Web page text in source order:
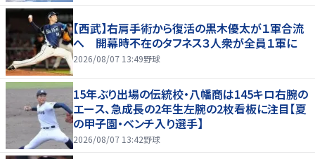
【西武】右肩手術から復活の黒木優太が１軍合流
へ 開幕時不在のタフネス３人衆が全員１軍に
2026/08/07 13:49野球
15年ぶり出場の伝統校・八幡商は145キロ右腕の
エース、急成長の2年生左腕の2枚看板に注目【夏
の甲子園・ベンチ入り選手】
2026/08/07 13:42野球